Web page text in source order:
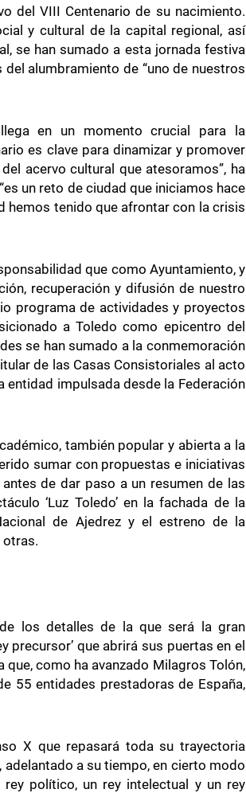
del VIII Centenario de su nacimiento.
y cultural de la capital regional, así
se han sumado a esta jornada festiva
alumbramiento de “uno de nuestros
en un momento crucial para la
es clave para dinamizar y promover
acervo cultural que atesoramos”, ha
un reto de ciudad que iniciamos hace
hemos tenido que afrontar con la crisis
que como Ayuntamiento, y
recuperación y difusión de nuestro
programa de actividades y proyectos
a Toledo como epicentro del
se han sumado a la conmemoración
de las Casas Consistoriales al acto
entidad impulsada desde la Federación
también popular y abierta a la
sumar con propuestas e iniciativas
de dar paso a un resumen de las
‘Luz Toledo’ en la fachada de la
de Ajedrez y el estreno de la
otras.
los detalles de la que será la gran
precursor’ que abrirá sus puertas en el
como ha avanzado Milagros Tolón,
55 entidades prestadoras de España,
X que repasará toda su trayectoria
adelantado a su tiempo, en cierto modo
político, un rey intelectual y un rey